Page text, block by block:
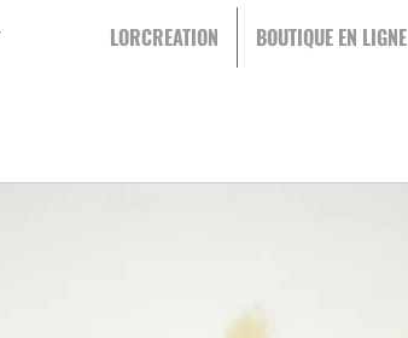
LORCREATION BOUTIQUE EN LIGNE